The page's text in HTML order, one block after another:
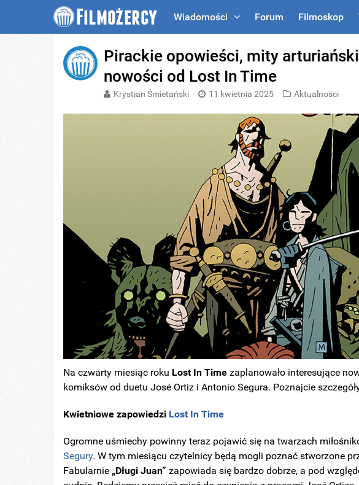
Wiadomości Forum Filmoskop
Pirackie opowieści, mity
nowości od Lost In Time
Krystian Śmietański 11 kwietnia 2025 Aktualności
Na czwarty miesiąc roku Lost In Time zaplanowało interesujące
komiksów od duetu José Ortiz i Antonio Segura. Poznajcie
Kwietniowe zapowiedzi Lost In Time
Ogromne uśmiechy powinny teraz pojawić się na twarzach
Segury. W tym miesiącu czytelnicy będą mogli poznać stworzone
Fabularnie „Długi Juan” zapowiada się bardzo dobrze, a pod